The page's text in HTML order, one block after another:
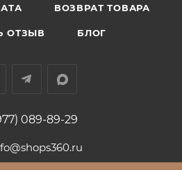
ВОЗВРАТ ТОВАРА
ОТЗЫВ БЛОГ
089-89-29